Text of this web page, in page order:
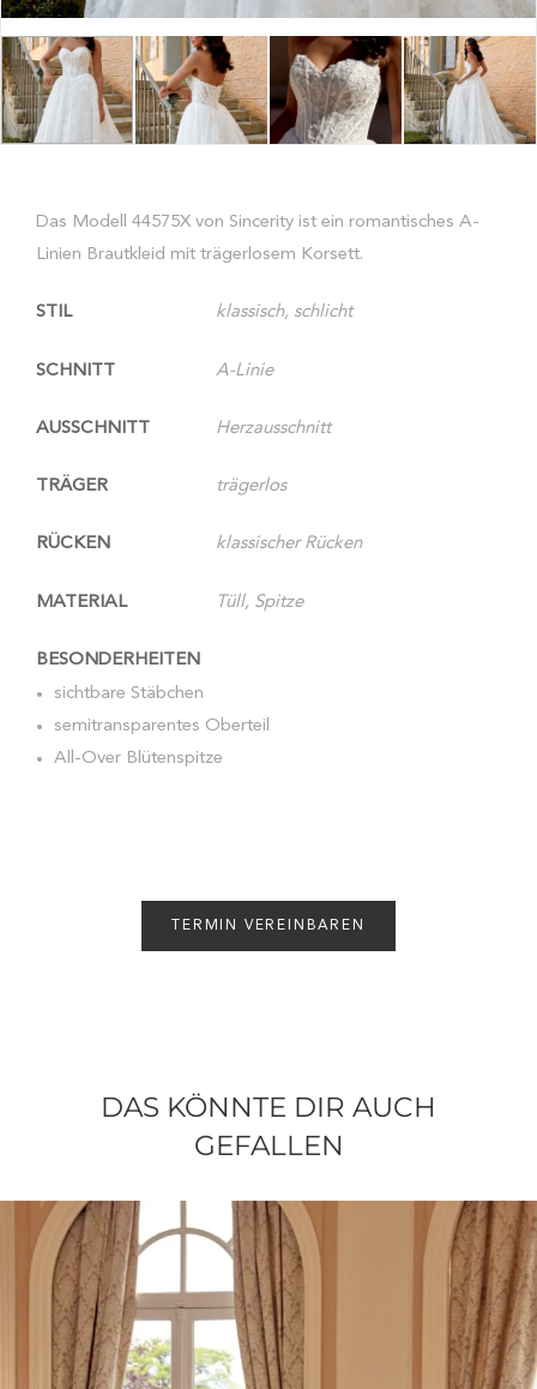
Das Modell 44575X von Sincerity ist ein romantisches A-
Linien Brautkleid mit trägerlosem Korsett.
STIL klassisch, schlicht
SCHNITT A-Linie
AUSSCHNITT Herzausschnitt
TRÄGER trägerlos
RÜCKEN klassischer Rücken
MATERIAL Tüll, Spitze
BESONDERHEITEN
sichtbare Stäbchen
semitransparentes Oberteil
All-Over Blütenspitze
TERMIN VEREINBAREN
DAS KÖNNTE DIR AUCH
GEFALLEN